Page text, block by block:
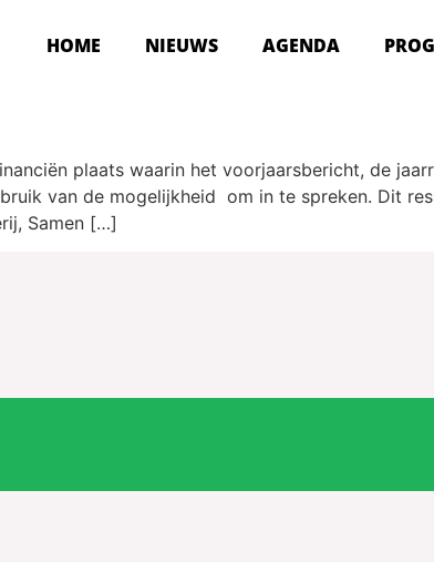
HOME NIEUWS AGENDA
plaats waarin het voorjaarsbericht, de
van de mogelijkheid om in te spreken. Dit
Samen […]